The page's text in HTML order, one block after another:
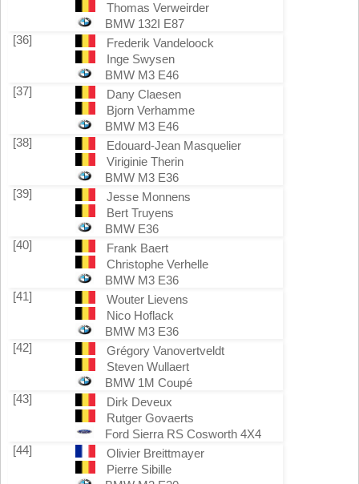
Thomas Verweirder
BMW 132I E87
[36]
Frederik Vandeloock
Inge Swysen
BMW M3 E46
[37]
Dany Claesen
Bjorn Verhamme
BMW M3 E46
[38]
Edouard-Jean Masquelier
Viriginie Therin
BMW M3 E36
[39]
Jesse Monnens
Bert Truyens
BMW E36
[40]
Frank Baert
Christophe Verhelle
BMW M3 E36
[41]
Wouter Lievens
Nico Hoflack
BMW M3 E36
[42]
Grégory Vanovertveldt
Steven Wullaert
BMW 1M Coupé
[43]
Dirk Deveux
Rutger Govaerts
Ford Sierra RS Cosworth 4X4
[44]
Olivier Breittmayer
Pierre Sibille